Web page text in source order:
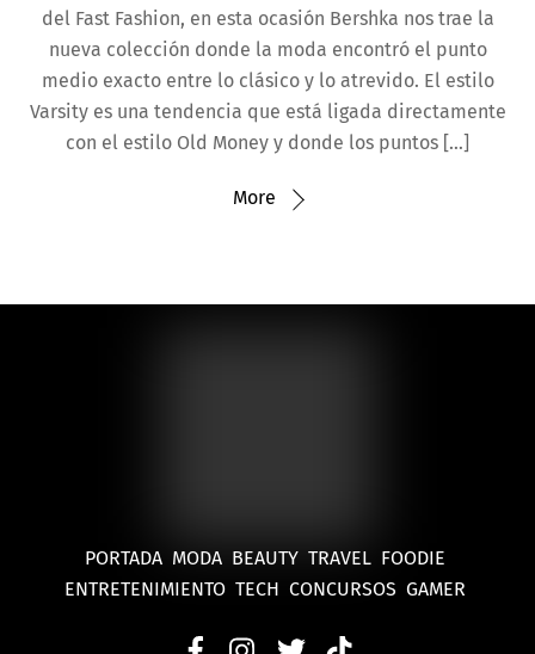
del Fast Fashion, en esta ocasión Bershka nos trae la
nueva colección donde la moda encontró el punto
medio exacto entre lo clásico y lo atrevido. El estilo
Varsity es una tendencia que está ligada directamente
con el estilo Old Money y donde los puntos […]
More
PORTADA MODA BEAUTY TRAVEL FOODIE
ENTRETENIMIENTO TECH CONCURSOS GAMER